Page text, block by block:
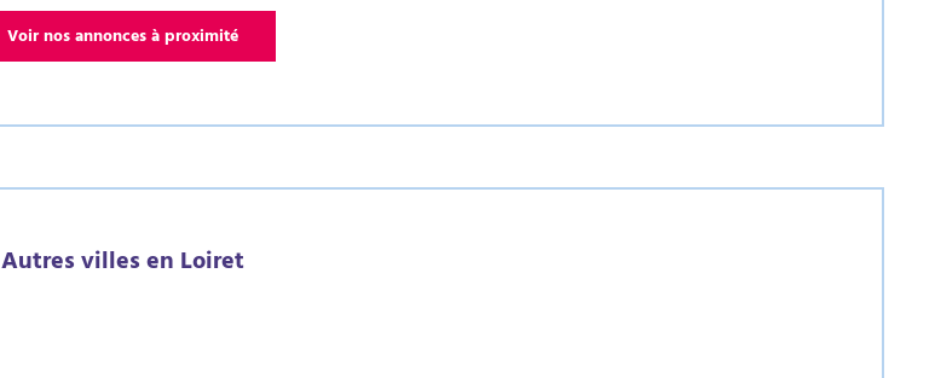
Voir nos annonces à proximité
Autres villes en Loiret